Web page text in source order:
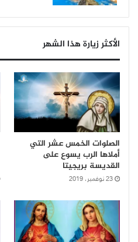
الأكثر زيارة هذا الشهر
الصلوات الخمس عشر التي
أملاها الرب يسوع على
القديسة بريجيتا
23 نوفمبر، 2019